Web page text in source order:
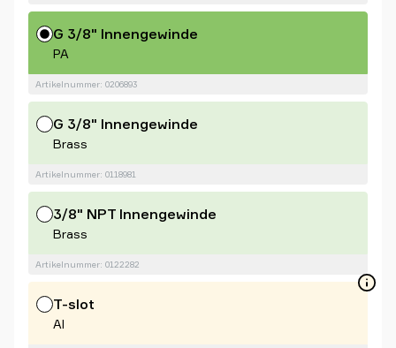
G 3/8" Innengewinde
PA
Artikelnummer: 0206893
G 3/8" Innengewinde
Brass
Artikelnummer: 0118981
3/8" NPT Innengewinde
Brass
Artikelnummer: 0122282
T-slot
Al